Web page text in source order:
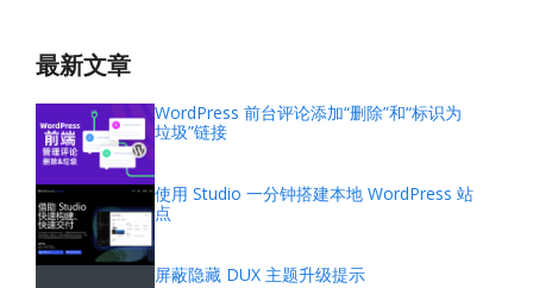
最新文章
WordPress 前台评论添加“删除”和“标识为
垃圾”链接
使用 Studio 一分钟搭建本地 WordPress 站
点
屏蔽隐藏 DUX 主题升级提示